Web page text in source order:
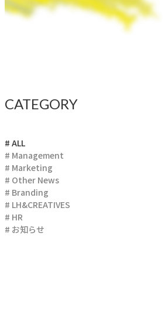
CATEGORY
# ALL
# Management
# Marketing
# Other News
# Branding
# LH&CREATIVES
# HR
# お知らせ